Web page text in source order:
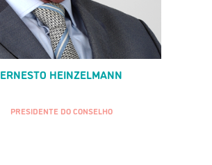
ERNESTO HEINZELMANN
PRESIDENTE DO CONSELHO